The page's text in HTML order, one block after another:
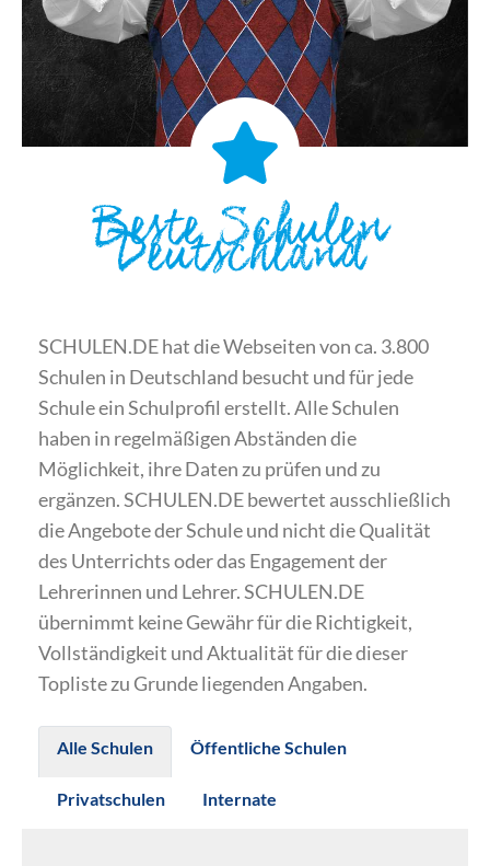
Beste Schulen
Deutschland
SCHULEN.DE hat die Webseiten von ca. 3.800
Schulen in Deutschland besucht und für jede
Schule ein Schulprofil erstellt. Alle Schulen
haben in regelmäßigen Abständen die
Möglichkeit, ihre Daten zu prüfen und zu
ergänzen. SCHULEN.DE bewertet ausschließlich
die Angebote der Schule und nicht die Qualität
des Unterrichts oder das Engagement der
Lehrerinnen und Lehrer. SCHULEN.DE
übernimmt keine Gewähr für die Richtigkeit,
Vollständigkeit und Aktualität für die dieser
Topliste zu Grunde liegenden Angaben.
Alle Schulen Öffentliche Schulen
Privatschulen Internate